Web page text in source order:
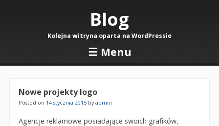
Blog
Kolejna witryna oparta na WordPressie
☰ Menu
Skip to content
Nowe projekty logo
Posted on 14 stycznia 2015 byadmin
Agencje reklamowe posiadające swoich grafików,